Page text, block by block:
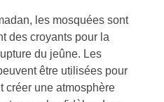
les mosquées sont
des croyants pour la
du jeûne. Les
être utilisées pour
créer une atmosphère